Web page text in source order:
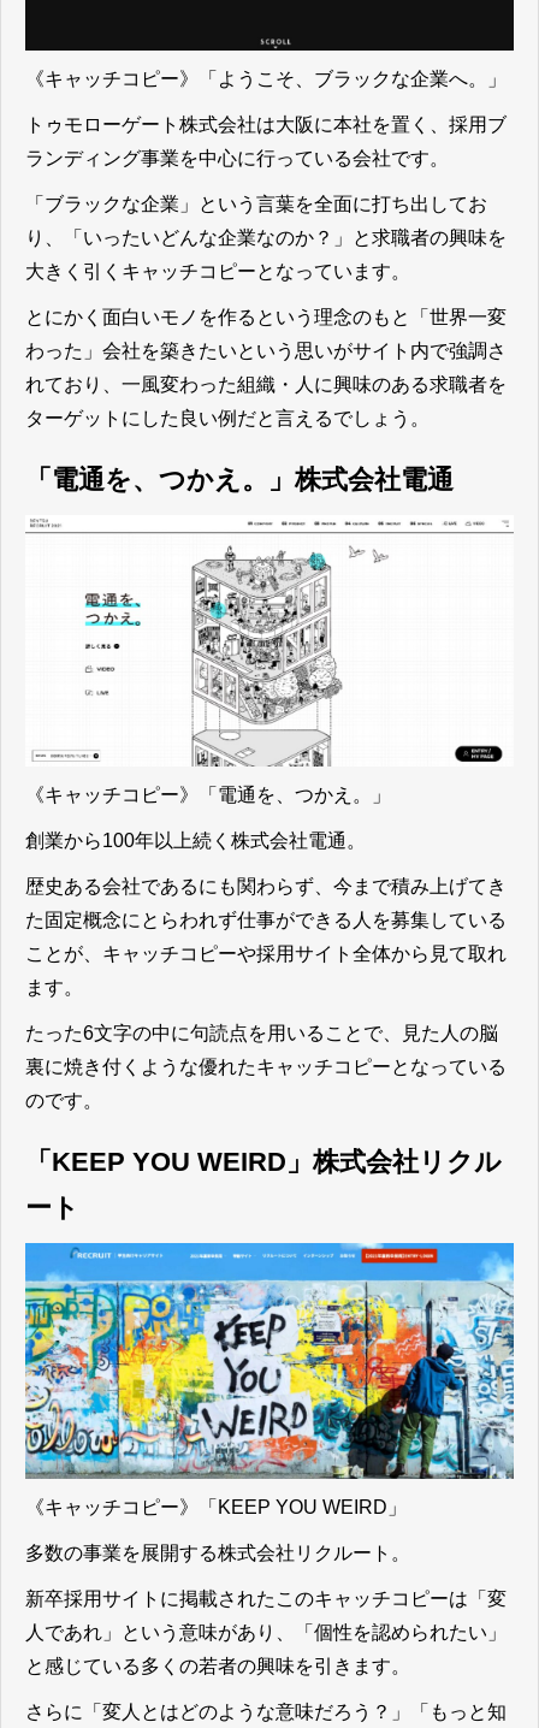
《キャッチコピー》「ようこそ、ブラックな企業へ。」
トゥモローゲート株式会社は大阪に本社を置く、採用ブ
ランディング事業を中心に行っている会社です。
「ブラックな企業」という言葉を全面に打ち出してお
り、「いったいどんな企業なのか？」と求職者の興味を
大きく引くキャッチコピーとなっています。
とにかく面白いモノを作るという理念のもと「世界一変
わった」会社を築きたいという思いがサイト内で強調さ
れており、一風変わった組織・人に興味のある求職者を
ターゲットにした良い例だと言えるでしょう。
「電通を、つかえ。」株式会社電通
《キャッチコピー》「電通を、つかえ。」
創業から100年以上続く株式会社電通。
歴史ある会社であるにも関わらず、今まで積み上げてき
た固定概念にとらわれず仕事ができる人を募集している
ことが、キャッチコピーや採用サイト全体から見て取れ
ます。
たった6文字の中に句読点を用いることで、見た人の脳
裏に焼き付くような優れたキャッチコピーとなっている
のです。
「KEEP YOU WEIRD」株式会社リクル
ート
《キャッチコピー》「KEEP YOU WEIRD」
多数の事業を展開する株式会社リクルート。
新卒採用サイトに掲載されたこのキャッチコピーは「変
人であれ」という意味があり、
「個性を認められたい」
と感じている多くの若者の興味を引きます。
さらに「変人とはどのような意味だろう？」「もっと知